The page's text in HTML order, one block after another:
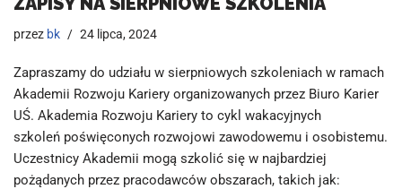
przez bk 24 lipca, 2024
Zapraszamy do udziału w sierpniowych szkoleniach w ramach
Akademii Rozwoju Kariery organizowanych przez Biuro Karier
UŚ. Akademia Rozwoju Kariery to cykl wakacyjnych
szkoleń poświęconych rozwojowi zawodowemu i osobistemu.
Uczestnicy Akademii mogą szkolić się w najbardziej
pożądanych przez pracodawców obszarach, takich jak: